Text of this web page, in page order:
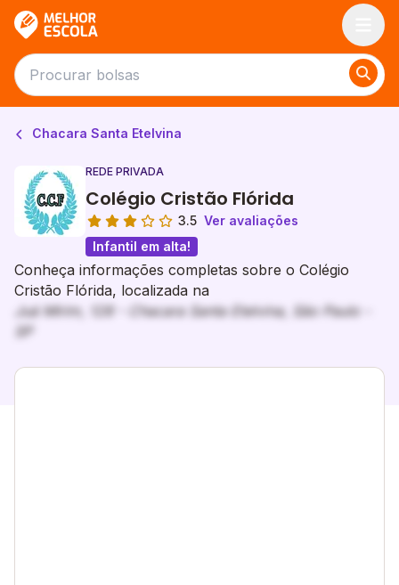
Chacara Santa Etelvina
REDE PRIVADA
Colégio Cristão Flórida
3.5 Ver avaliações
Infantil em alta!
Conheça informações completas sobre o Colégio
Cristão Flórida, localizada na
Juá Mirim, 128 - Chacara Santa Etelvina, São Paulo -
SP